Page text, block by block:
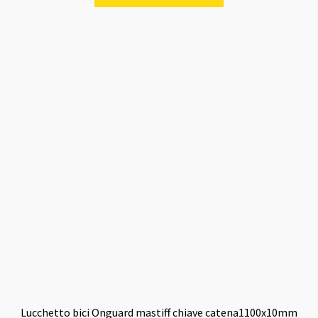
Lucchetto bici Onguard mastiff chiave catena1100x10mm